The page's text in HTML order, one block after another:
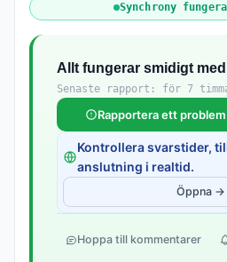
Synchrony
Allt fungerar smidigt
Senaste rapport: för 7
Rapportera ett
Kontrollera svarstider,
anslutning i realtid.
Öppna →
Hoppa till kommentarer